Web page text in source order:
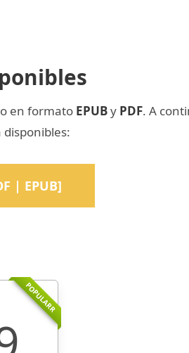
en formato EPUBy PDF. A
| EPUB]
POPULARR